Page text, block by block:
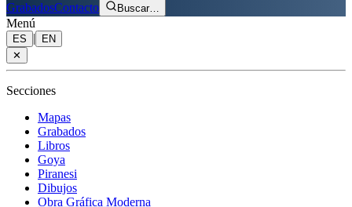
GrabadosContacto Buscar…
Menú
ES |
EN
✕
Secciones
Mapas
Grabados
Libros
Goya
Piranesi
Dibujos
Obra Gráfica Moderna